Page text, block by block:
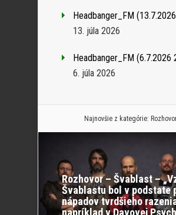
Headbanger_FM
13. júla 2026
Headbanger_FM (6.7.2026
6. júla 2026
Najnovšie z kategórie:
Rozhovor – Švablast –
Švablastu bol v podstate
nápadov tvrdšieho